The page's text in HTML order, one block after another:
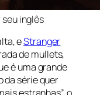
inglês
eStranger
de mullets,
é uma grande
da série quer